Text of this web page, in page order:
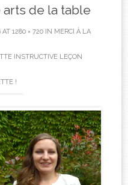
de la table
AT 1280 × 720IN MERCI À LA
INSTRUCTIVE LEÇON
!